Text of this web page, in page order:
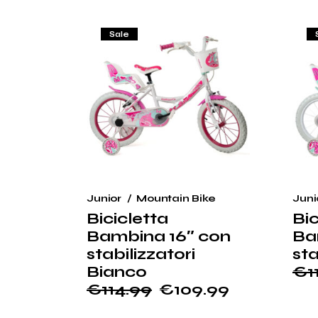
€94.99
€104.99
Sale
Bicicletta
Bambina 16″ con
stabilizzatori
Bianco
€114.99
Il
€109.99
Il
Junior Mountain Bike
€
Il
Il